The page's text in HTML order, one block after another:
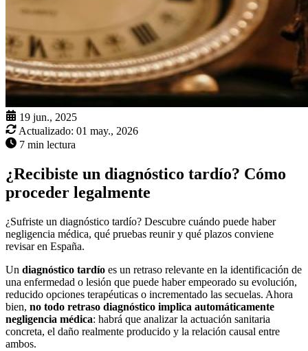
19 jun., 2025
Actualizado: 01 may., 2026
7 min lectura
¿Recibiste un diagnóstico tardío? Cómo
proceder legalmente
¿Sufriste un diagnóstico tardío? Descubre cuándo puede haber
negligencia médica, qué pruebas reunir y qué plazos conviene
revisar en España.
Un diagnóstico tardío es un retraso relevante en la identificación de
una enfermedad o lesión que puede haber empeorado su evolución,
reducido opciones terapéuticas o incrementado las secuelas. Ahora
bien, no todo retraso diagnóstico implica automáticamente
negligencia médica: habrá que analizar la actuación sanitaria
concreta, el daño realmente producido y la relación causal entre
ambos.